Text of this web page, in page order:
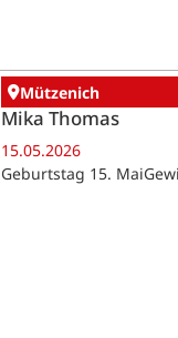
Mützenich
Mika Thomas
15.05.2026
Geburtstag 15.